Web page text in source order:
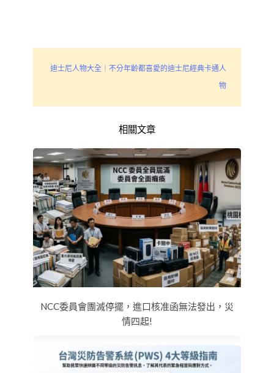
迪士尼人物大全｜不分年齡都喜愛的迪士尼經典卡通人
物
相關文章
NCC委員會團滅停擺，進口核准函無法發出，災
情四起!